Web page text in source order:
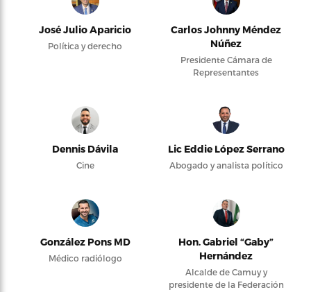
José Julio Aparicio
Política y derecho
Carlos Johnny Méndez
Núñez
Presidente Cámara de
Representantes
Dennis Dávila
Cine
Lic Eddie López Serrano
Abogado y analista político
González Pons MD
Médico radiólogo
Hon. Gabriel “Gaby”
Hernández
Alcalde de Camuy y
presidente de la Federación